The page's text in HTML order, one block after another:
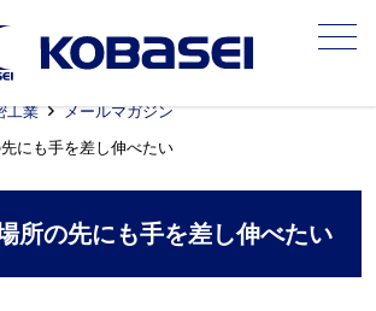
メニュー
工業
メールマガジン
にも手を差し伸べたい
所の先にも手を差し伸べたい